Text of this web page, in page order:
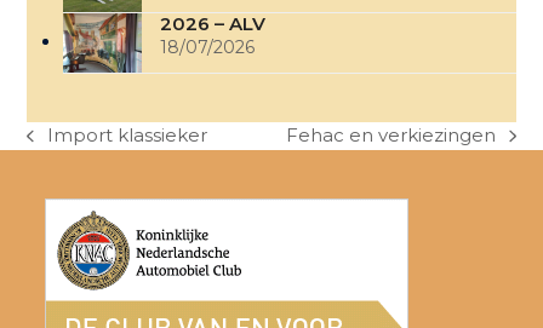
2026 – ALV
18/07/2026
previous
Import klassieker
next
Fehac en verkiezingen